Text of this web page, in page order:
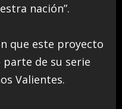
nación”.
que este proyecto
parte de su serie
Valientes.